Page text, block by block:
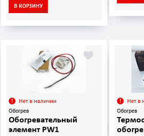
В КОРЗИНУ
Нет в наличии
Обогрев
Обогревательный
элемент PW1
Нет в
Обогрев